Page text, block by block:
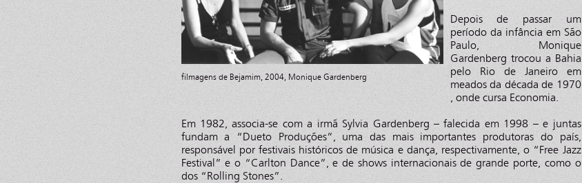
filmagens de Bejamim, 2004, Monique Gardenberg
Depois de passar um
período da infância em São
Paulo, Monique
Gardenberg trocou a Bahia
pelo Rio de Janeiro em
meados da década de 1970
, onde cursa Economia.
Em 1982, associa-se com a irmã Sylvia Gardenberg – falecida em 1998 – e juntas
fundam a “Dueto Produções”, uma das mais importantes produtoras do país,
responsável por festivais históricos de música e dança, respectivamente, o “Free Jazz
Festival” e o “Carlton Dance”, e de shows internacionais de grande porte, como o
dos “Rolling Stones”.